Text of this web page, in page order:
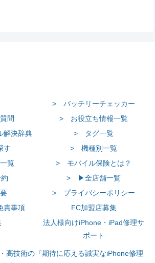
> バッテリーチェッカー
問
> お役立ち情報一覧
決辞典
> タグ一覧
す
> 機種別一覧
覧
> モバイル保険とは？
> ▶全店舗一覧
> プライバシーポリシー
責事項
FC加盟店募集
法人様向けiPhone・iPad修理サ
ポート
高技術の『期待に応える誠実なiPhone修理